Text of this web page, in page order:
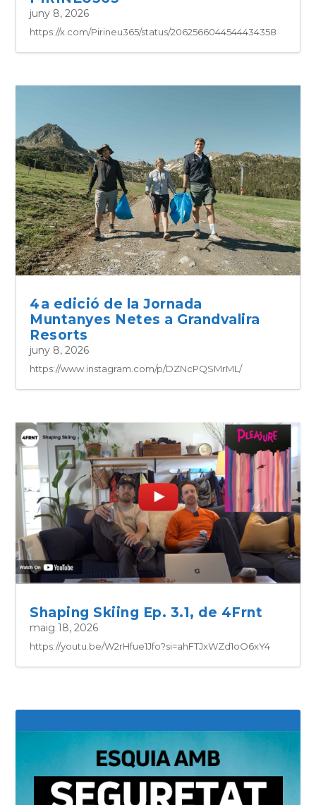
juny 8, 2026
https://x.com/Pirineu365/status/2062566044544434358
4a edició de la Jornada
Muntanyes Netes a Grandvalira
Resorts
juny 8, 2026
https://www.instagram.com/p/DZNcPQSMrML/
Shaping Skiing Ep. 3.1, de 4Frnt
maig 18, 2026
https://youtu.be/W2rHfue1Jfo?si=ahFTJxWZd1oO6xY4